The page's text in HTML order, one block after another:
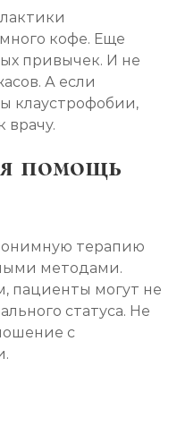
кофе. Еще
привычек. И не
А если
клаустрофобии,
врачу.
помощь
терапию
методами.
пациенты могут не
статуса. Не
с